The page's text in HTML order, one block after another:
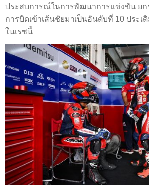
ประสบการณ์ในการพัฒนาการแข่งขัน ยก
การบิดเข้าเส้นชัยมาเป็นอันดับที่ 10 ประ
ในเรซนี้